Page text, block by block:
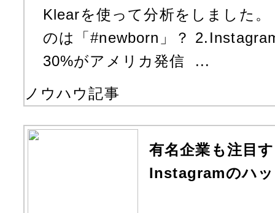
Klearを使って分析をしました
のは「#newborn」？
30%がアメリカ発信 ...
ノウハウ記事
有名企業も注目
Instagramのハ